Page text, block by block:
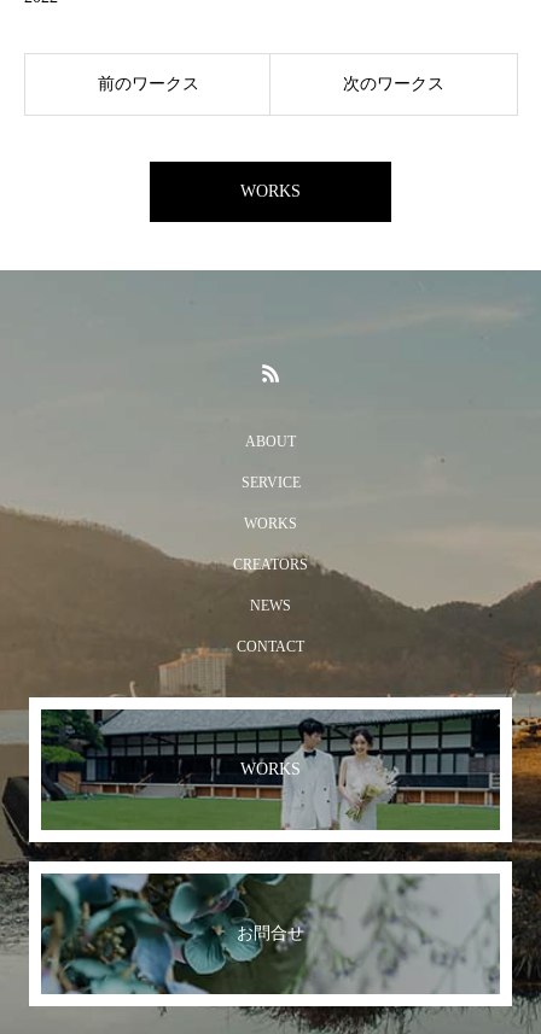
前のワークス 次のワークス
WORKS
ABOUT
SERVICE
WORKS
CREATORS
NEWS
CONTACT
WORKS
お問合せ